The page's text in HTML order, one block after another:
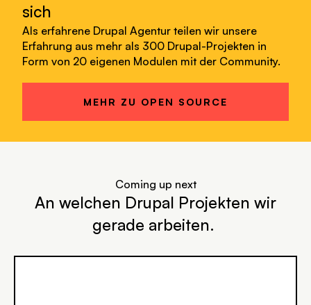
sich
Als erfahrene Drupal Agentur teilen wir unsere
Erfahrung aus mehr als 300 Drupal-Projekten in
Form von 20 eigenen Modulen mit der Community.
MEHR ZU OPEN SOURCE
Coming up next
An welchen Drupal Projekten wir
gerade arbeiten.